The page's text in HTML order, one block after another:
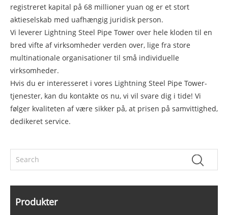
registreret kapital på 68 millioner yuan og er et stort
aktieselskab med uafhængig juridisk person.
Vi leverer Lightning Steel Pipe Tower over hele kloden til en
bred vifte af virksomheder verden over, lige fra store
multinationale organisationer til små individuelle
virksomheder.
Hvis du er interesseret i vores Lightning Steel Pipe Tower-
tjenester, kan du kontakte os nu, vi vil svare dig i tide! Vi
følger kvaliteten af ​​være sikker på, at prisen på samvittighed,
dedikeret service.
Produkter